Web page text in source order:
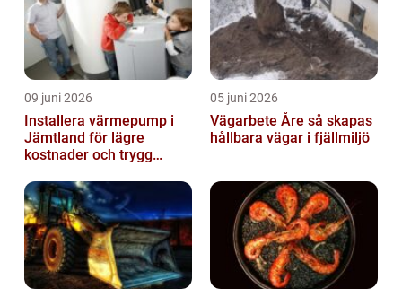
09 juni 2026
Installera värmepump i
Jämtland för lägre
kostnader och trygg
05 juni 2026
Vägarbete Åre så skapas
hållbara vägar i fjällmiljö